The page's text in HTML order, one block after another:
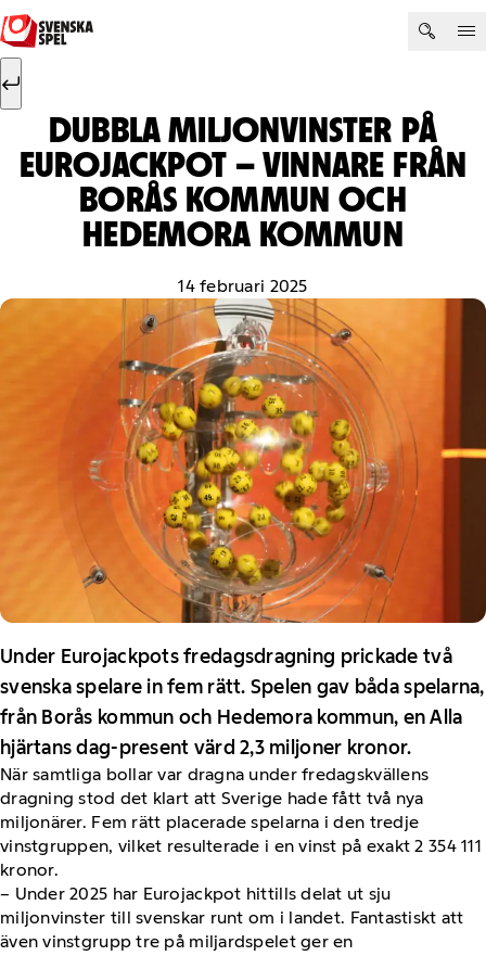
Hoppa till innehåll
Sök efter:
DUBBLA MILJONVINSTER PÅ
EUROJACKPOT – VINNARE FRÅN
BORÅS KOMMUN OCH
HEDEMORA KOMMUN
14 februari 2025
Under Eurojackpots fredagsdragning prickade två
svenska spelare in fem rätt. Spelen gav båda spelarna,
från Borås kommun och Hedemora kommun, en Alla
hjärtans dag-present värd 2,3 miljoner kronor.
När samtliga bollar var dragna under fredagskvällens
dragning stod det klart att Sverige hade fått två nya
miljonärer. Fem rätt placerade spelarna i den tredje
vinstgruppen, vilket resulterade i en vinst på exakt 2 354 111
kronor.
– Under 2025 har Eurojackpot hittills delat ut sju
miljonvinster till svenskar runt om i landet. Fantastiskt att
även vinstgrupp tre på miljardspelet ger en